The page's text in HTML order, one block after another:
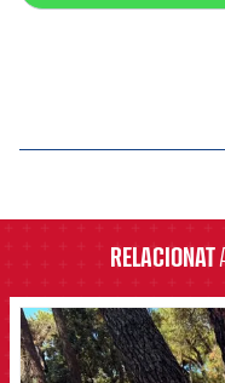
RELACIONAT